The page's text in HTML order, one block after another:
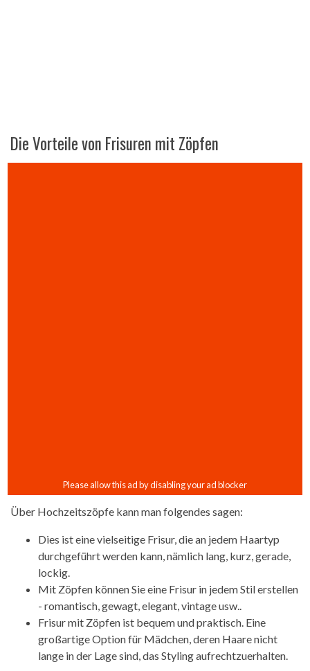
Die Vorteile von Frisuren mit Zöpfen
Über Hochzeitszöpfe kann man folgendes sagen:
Dies ist eine vielseitige Frisur, die an jedem Haartyp
durchgeführt werden kann, nämlich lang, kurz, gerade,
lockig.
Mit Zöpfen können Sie eine Frisur in jedem Stil erstellen
- romantisch, gewagt, elegant, vintage usw..
Frisur mit Zöpfen ist bequem und praktisch. Eine
großartige Option für Mädchen, deren Haare nicht
lange in der Lage sind, das Styling aufrechtzuerhalten.